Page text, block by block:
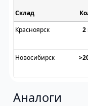
Склад
Красноярск
2
Новосибирск
Аналоги